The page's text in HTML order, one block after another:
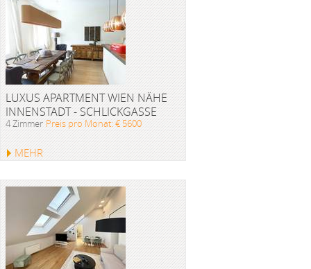
LUXUS APARTMENT WIEN NÄHE
INNENSTADT - SCHLICKGASSE
4 Zimmer Preis pro Monat: € 5600
MEHR